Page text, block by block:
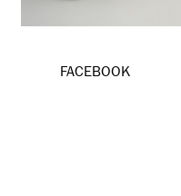
FACEBOOK